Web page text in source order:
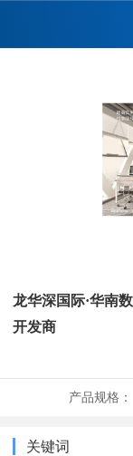
龙华深国际·华南
开发商
产品规格：
关键词